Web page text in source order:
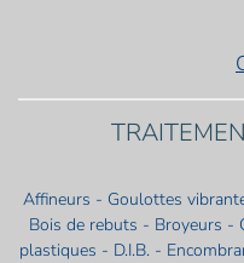
Affineurs - Goulottes
Bois de rebuts - Broyeurs -
plastiques - D.I.B. -